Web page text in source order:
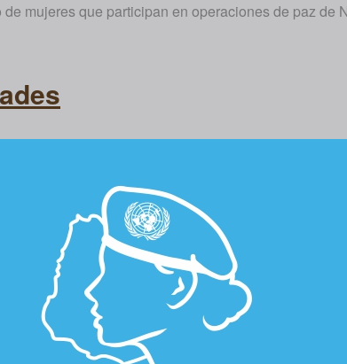
mujeres que participan en operaciones de paz de